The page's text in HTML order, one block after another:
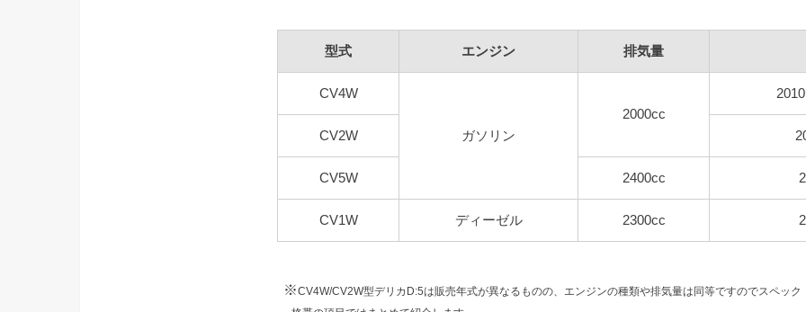
型式 エンジン 排気量
CV4W
ガソリン
2000cc
CV2W
CV5W 2400cc
CV1W ディーゼル 2300cc
※CV4W/CV2W型デリカD:5は販売年式が異なるものの、エンジンの種類や排気量は同等ですのでスペック